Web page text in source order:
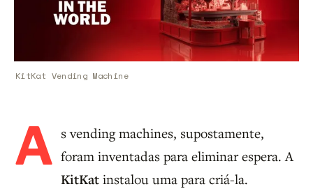
KitKat Vending Machine
A s vending machines, supostamente,
foram inventadas para eliminar espera. A
KitKat instalou uma para criá-la.